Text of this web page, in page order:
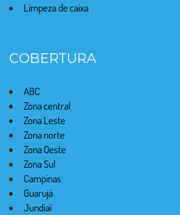
Limpeza de caixa
COBERTURA
ABC
Zona central
Zona Leste
Zona norte
Zona Oeste
Zona Sul
Campinas
Guarujá
Jundiaí